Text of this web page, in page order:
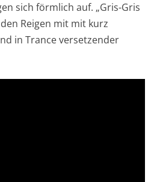
sich förmlich auf. „Gris-Gris
Reigen mit mit kurz
in Trance versetzender